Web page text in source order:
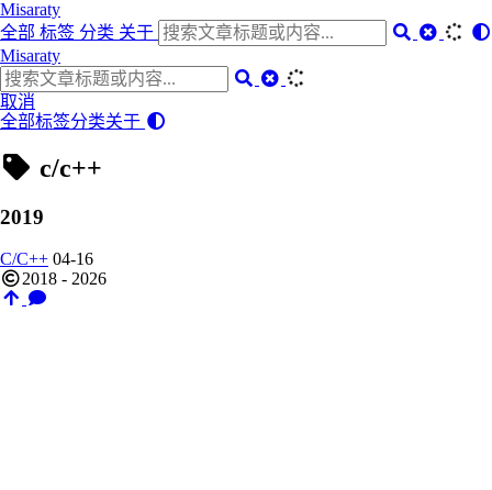
Misaraty
全部 标签 分类 关于
Misaraty
取消
全部标签分类关于
c/c++
2019
C/C++ 04-16
2018 - 2026